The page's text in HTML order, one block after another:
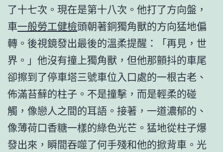
了十七次。現在是第十八次。他打了方向盤，
車一般勞工健檢頭朝著銅獨角獸的方向猛地偏
轉。後視鏡發出最後的溫柔提醒：「再見，世
界。」他沒有撞上獨角獸，但他那顫抖的車尾
卻擦到了停車塔三號車位入口處的一根古老、
佈滿苔蘚的柱子。不是撞擊，而是輕柔的碰
觸，像戀人之間的耳語。接著，一道濃郁的、
像薄荷口香糖一樣的綠色光芒。猛地從柱子爆
發出來，瞬間吞噬了何手殘和他的掀背車。光